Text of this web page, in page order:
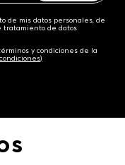
de mis datos personales, de
tratamiento de datos
y condiciones de la